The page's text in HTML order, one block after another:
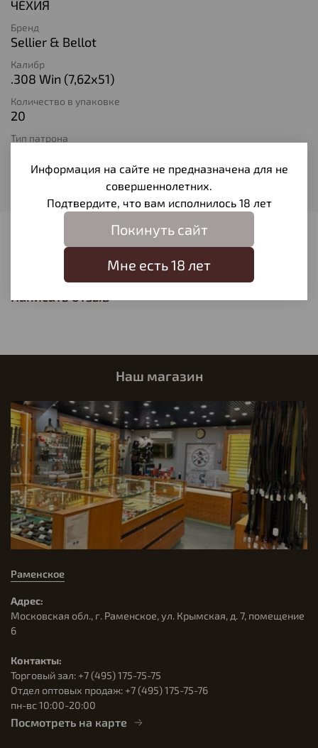
ЧЕХИЯ
Бренд
Sellier & Bellot
Калибр
.308 Win (7,62х51)
Количество в упаковке
20
Тип патрона
Вес пули
Отзывов еще никто не оставлял
Написать отзыв
Наш магазин
Раменское
Адрес:
Московская обл., г. Раменское, ул. Крымская, д. 7, помещение
6
Контакты:
Торговый зал: +7 (495) 175-75-75
Отдел оптовых продаж: +7 (495) 175-75-76
пн-вс 10:00-20:00
Посмотреть на карте
Информация на сайте не предназначена для не
совершеннолетних.
Подтвердите, что вам исполнилось 18 лет
Покинуть сайт
Мне есть 18 лет